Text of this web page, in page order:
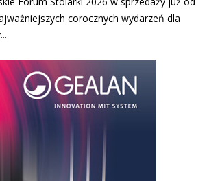
corocznych wydarzeń dla